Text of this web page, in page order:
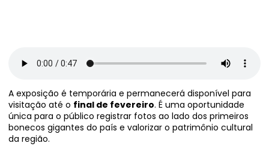
A exposição é temporária e permanecerá disponível para
visitação até o final de fevereiro. É uma oportunidade
única para o público registrar fotos ao lado dos primeiros
bonecos gigantes do país e valorizar o patrimônio cultural
da região.